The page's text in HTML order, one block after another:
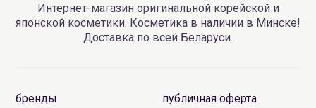
Интернет-магазин оригинальной корейской и
японской косметики. Косметика в наличии в Минске!
Доставка по всей Беларуси.
бренды
публичная оферта